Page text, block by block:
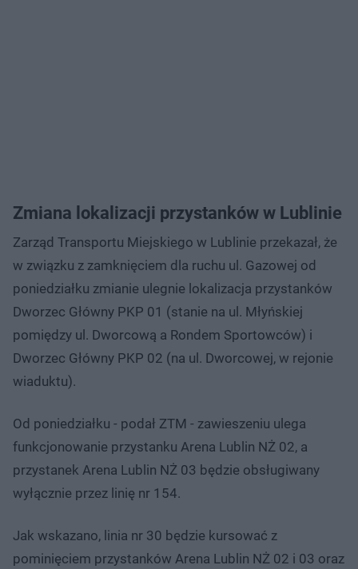
Zmiana lokalizacji przystanków w Lublinie
Zarząd Transportu Miejskiego w Lublinie przekazał, że
w związku z zamknięciem dla ruchu ul. Gazowej od
poniedziałku zmianie ulegnie lokalizacja przystanków
Dworzec Główny PKP 01 (stanie na ul. Młyńskiej
pomiędzy ul. Dworcową a Rondem Sportowców) i
Dworzec Główny PKP 02 (na ul. Dworcowej, w rejonie
wiaduktu).
Od poniedziałku - podał ZTM - zawieszeniu ulega
funkcjonowanie przystanku Arena Lublin NŻ 02, a
przystanek Arena Lublin NŻ 03 będzie obsługiwany
wyłącznie przez linię nr 154.
Jak wskazano, linia nr 30 będzie kursować z
pominięciem przystanków Arena Lublin NŻ 02 i 03 oraz